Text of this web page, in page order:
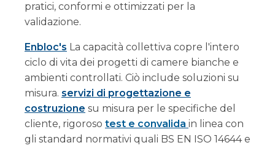
pratici, conformi e ottimizzati per la
validazione.
Enbloc's La capacità collettiva copre l'intero
ciclo di vita dei progetti di camere bianche e
ambienti controllati. Ciò include soluzioni su
misura. servizi di progettazione e
costruzione su misura per le specifiche del
cliente, rigoroso test e convalida in linea con
gli standard normativi quali BS EN ISO 14644 e